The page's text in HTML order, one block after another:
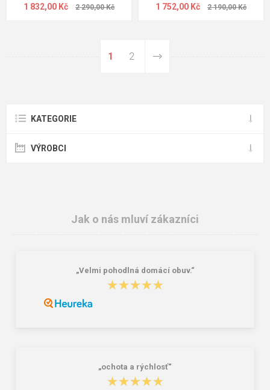
1 832,00 Kč 2 290,00 Kč 1 752,00 Kč 2 190,00 Kč
1 2
KATEGORIE
VÝROBCI
Jak o nás mluví zákazníci
„Velmi pohodlná domácí obuv.“
★★★★★
★★★★★
„ochota a rýchlosť“
★★★★★
★★★★★